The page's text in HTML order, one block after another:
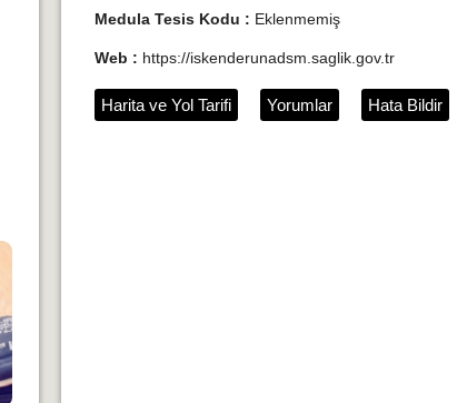
Medula Tesis Kodu : Eklenmemiş
Web : https://iskenderunadsm.saglik.gov.tr
Harita ve Yol Tarifi Yorumlar Hata Bildir